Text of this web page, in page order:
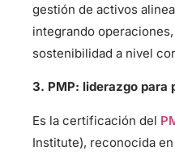
gestión de activos
integrando
sostenibilidad a nivel
3. PMP: liderazgo para
Es la certificación del
Institute), reconocida